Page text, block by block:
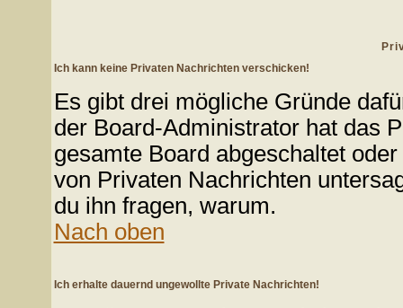
Ich kann keine Privaten Nachrichten verschicken!
Es gibt drei mögliche Gründe
der Board-Administrator hat das
gesamte Board abgeschaltet
von Privaten Nachrichten
du ihn fragen, warum.
Nach oben
Ich erhalte dauernd ungewollte Private Nachrichten!